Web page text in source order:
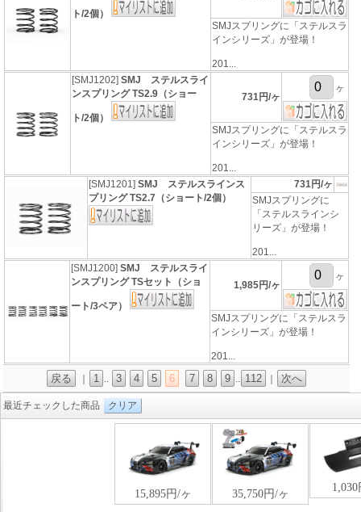
ト/2個）
SMJスプリングに「ステルスラ
インシリーズ」が登場！
201...
[SMJ1202]SMJ ステルスライ
ンスプリング TS2.9（ショー
ト/2個）
731円/ヶ
ヶ
SMJスプリングに「ステルスラ
インシリーズ」が登場！
201...
[SMJ1201]SMJ ステルスラインス
プリング TS2.7（ショート/2個）
731円/ヶ
SMJスプリングに
「ステルスラインシ
リーズ」が登場！
201...
[SMJ1200]SMJ ステルスライ
ンスプリング TSセット（ショ
ート/3ペア）
1,985円/ヶ
ヶ
SMJスプリングに「ステルスラ
インシリーズ」が登場！
201...
戻る 1 .. 3 4 5 6 7 8 9 .. 112 次へ
最近チェックした商品 クリア